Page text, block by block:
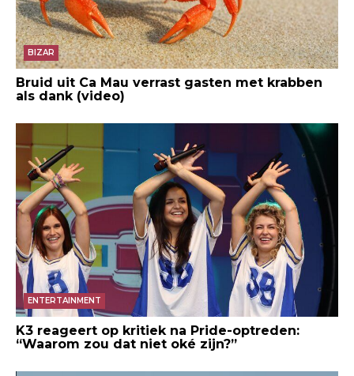
BIZAR
Bruid uit Ca Mau verrast gasten met krabben
als dank (video)
ENTERTAINMENT
K3 reageert op kritiek na Pride-optreden:
“Waarom zou dat niet oké zijn?”